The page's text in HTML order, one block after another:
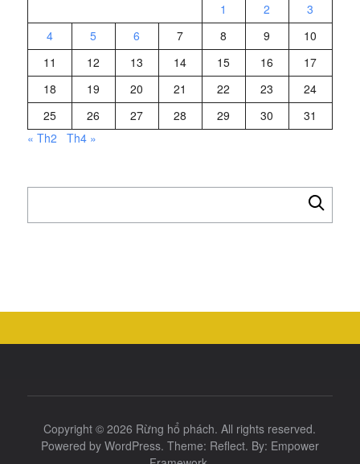
1
2
3
4
5 6 7 8 9
10
11
12 13 14 15 16
17
18
19 20 21 22 23
24
25
26 27 28 29 30
31
« Th2
Th4 »
cho:
Copyright © 2026 Rừng hổ phách. All rights reserved.
Powered by WordPress. Theme: Reflect. By: Empower